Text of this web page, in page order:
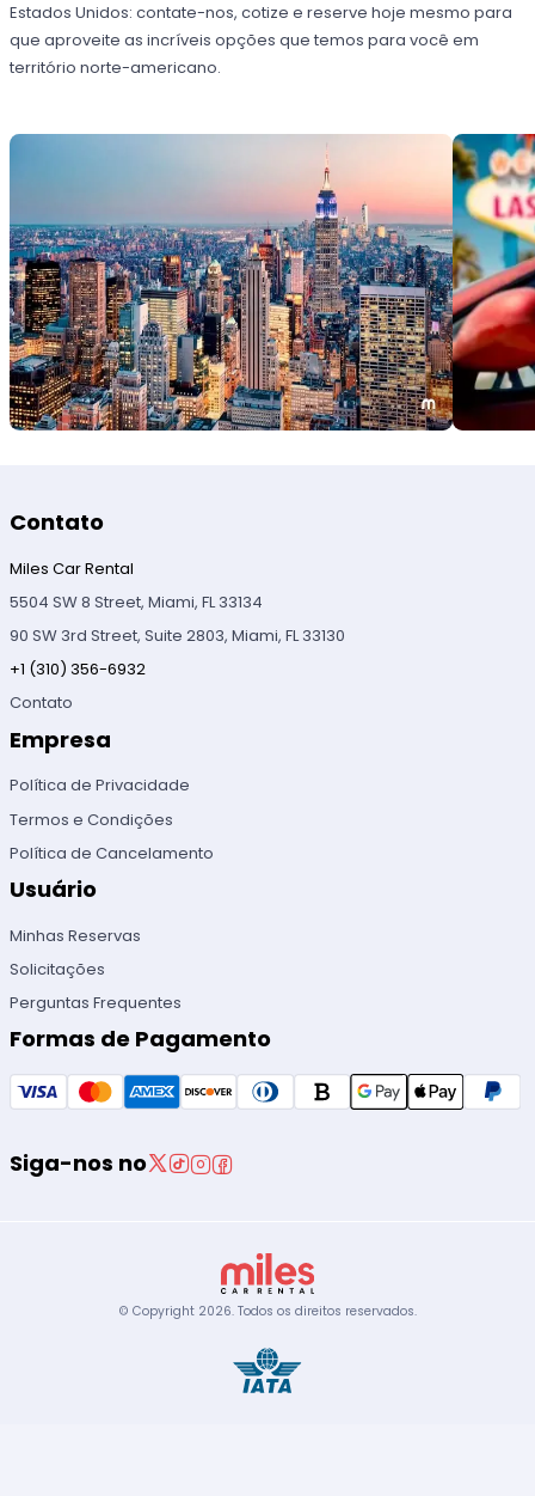
Estados Unidos: contate-nos, cotize e reserve hoje mesmo para
que aproveite as incríveis opções que temos para você em
território norte-americano.
Contato
Miles Car Rental
5504 SW 8 Street, Miami, FL 33134
90 SW 3rd Street, Suite 2803, Miami, FL 33130
+1 (310) 356-6932
Contato
Empresa
Política de Privacidade
Termos e Condições
Política de Cancelamento
Usuário
Minhas Reservas
Solicitações
Perguntas Frequentes
Formas de Pagamento
Siga-nos no
© Copyright 2026. Todos os direitos reservados.